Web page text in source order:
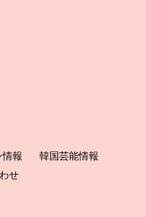
情報
韓国芸能情報
せ